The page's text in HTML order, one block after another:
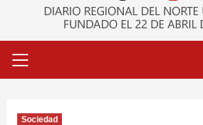
primario
Sociedad